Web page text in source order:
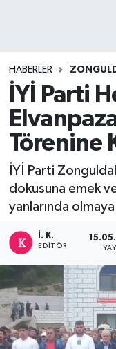
HABERLER
İYİ Parti
Törenine
İYİ Parti
dokusuna emek
yanlarında
İ. K.
EDITÖR
EREĞLİ
GÖKÇEBEY
KARABÜK
KASTAMONU